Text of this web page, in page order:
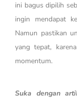
ini bagus dipilih
ingin mendapat
Namun pastikan
yang tepat, karena
momentum.
Suka dengan